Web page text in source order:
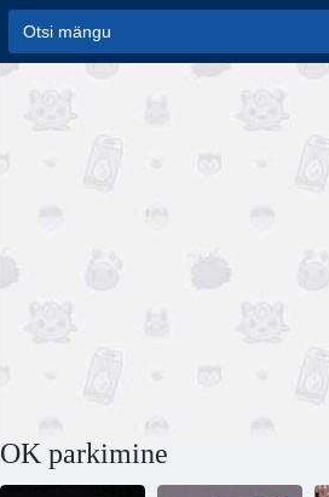
OK parkimine